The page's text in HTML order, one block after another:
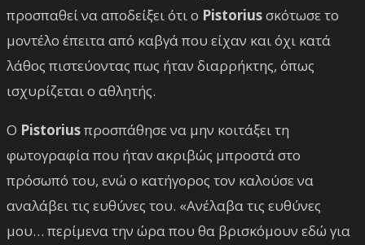
προσπαθεί να αποδείξει ότι ο Pistoriusσκότωσε το
μοντέλο έπειτα από καβγά που είχαν και όχι κατά
λάθος πιστεύοντας πως ήταν διαρρήκτης, όπως
ισχυρίζεται ο αθλητής.
Ο Pistoriusπροσπάθησε να μην κοιτάξει τη
φωτογραφία που ήταν ακριβώς μπροστά στο
πρόσωπό του, ενώ ο κατήγορος τον καλούσε να
αναλάβει τις ευθύνες του. «Ανέλαβα τις ευθύνες
μου… περίμενα την ώρα που θα βρισκόμουν εδώ για